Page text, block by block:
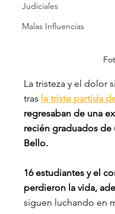
Judiciales
Malas Influencias
La tristeza y el dolor
tras la triste partida
regresaban de una
recién graduados
Bello.
16 estudiantes y el
perdieron la vida,
siguen luchando en